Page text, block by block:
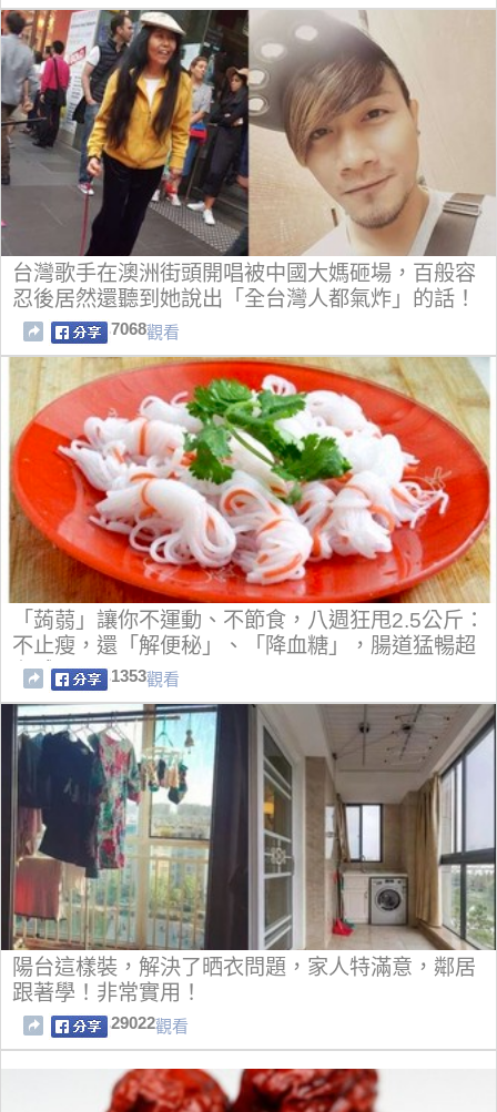
台灣歌手在澳洲街頭開唱被中國大媽砸場，百般容
忍後居然還聽到她說出「全台灣人都氣炸」的話！
7068觀看
「蒟蒻」讓你不運動、不節食，八週狂甩2.5公斤：
不止瘦，還「解便秘」、「降血糖」，腸道猛暢超
有感，！
1353觀看
陽台這樣裝，解決了晒衣問題，家人特滿意，鄰居
跟著學！非常實用！
29022觀看